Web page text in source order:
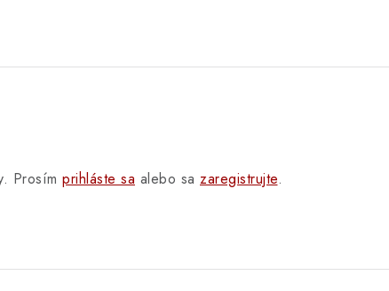
Prosím prihláste sa alebo sa zaregistrujte.